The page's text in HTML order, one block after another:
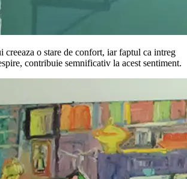
creeaza o stare de confort, iar faptul ca intreg
contribuie semnificativ la acest sentiment.